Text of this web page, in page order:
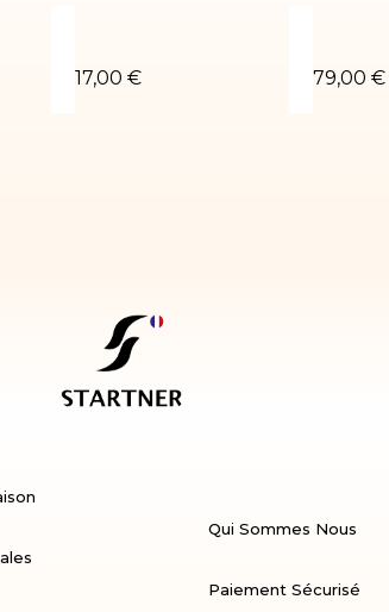
17,00 € 79,00 €
Qui Sommes Nous
Paiement Sécurisé